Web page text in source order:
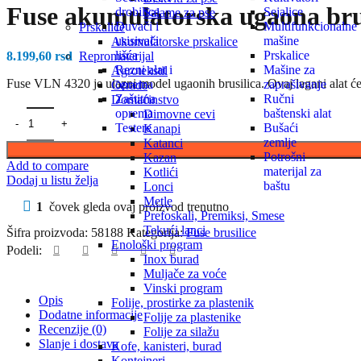
Salame za pse
Prskalice
Akumulatorske prskalice
Repromaterijal
Agrotekstil
Cerade
Domaćinstvo
Dimovne cevi
Kanapi
Katanci
Kazan
Kotlići
Lonci
Metle
Prefoskali, Premiksi, Smese
Tekući lanci
Enološki program
Inox burad
Muljače za voće
Vinski program
Folije, prostirke za plastenik
Folije za plastenike
Folije za silažu
Kofe, kanisteri, burad
drobilice
Duvači i
usisivači
lišća
Rezni alat i
oprema
Zaštitna
oprema
Testere
Sejalice
Multifunkcionalne
mašine
Prskalice
Mašine za
zaprašivanje
Ručni
baštenski alat
Bušaći
zemlje
Potrošni
materijal za
baštu
Fuse akumulatorska ugaona
8.199,60 rsd
Fuse VLN 4320 je ulazni model ugaonih brusilica. Ovaj lagani alat
Add to compare
Dodaj u listu želja
1 čovek gleda ovaj proizvod trenutno
Šifra proizvoda: 58188 Kategorija: Fuse brusilice
Podeli:
Opis
Dodatne informacije
Recenzije (0)
Slanje i dostava